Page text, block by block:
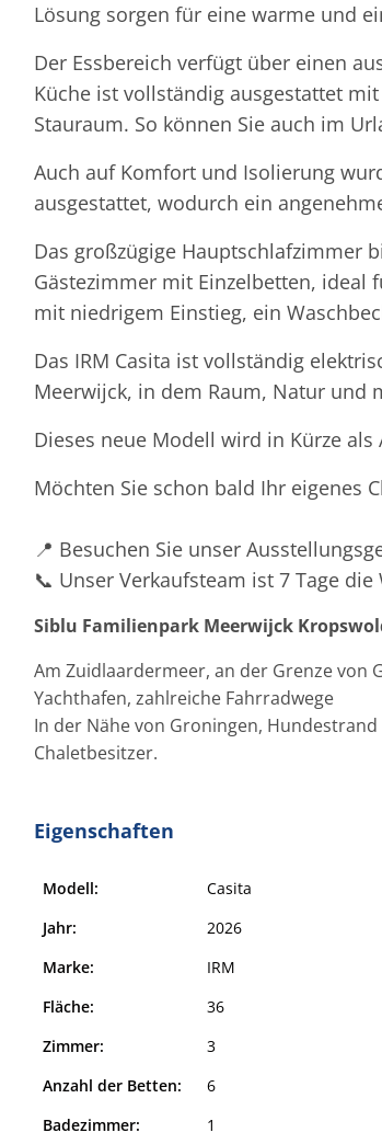
Lösung sorgen für eine warme und
Der Essbereich verfügt über einen
Küche ist vollständig ausgestattet
Stauraum. So können Sie auch im
Auch auf Komfort und Isolierung
ausgestattet, wodurch ein
Das großzügige Hauptschlafzimmer
Gästezimmer mit Einzelbetten, ideal
mit niedrigem Einstieg, ein
Das IRM Casita ist vollständig
Meerwijck, in dem Raum, Natur und
Dieses neue Modell wird in Kürze
Möchten Sie schon bald Ihr eigenes
📍 Besuchen Sie unser
📞 Unser Verkaufsteam ist 7 Tage
Siblu Familienpark Meerwijck
Am Zuidlaardermeer, an der Grenze von
Yachthafen, zahlreiche Fahrradwege
In der Nähe von Groningen,
Chaletbesitzer.
Eigenschaften
Modell:
Casita
Jahr:
2026
Marke:
IRM
Fläche:
36
Zimmer:
3
Anzahl der Betten:
6
Badezimmer:
1